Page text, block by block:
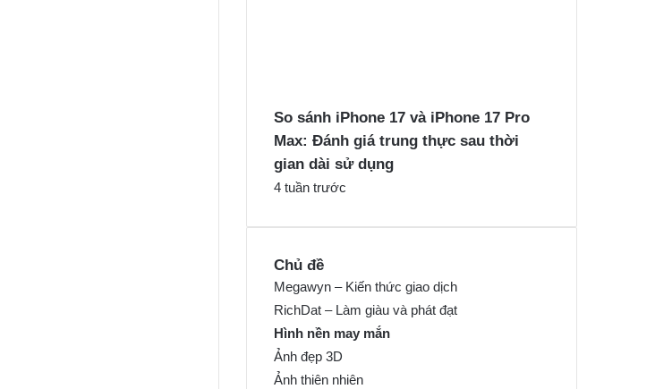
So sánh iPhone 17 và iPhone 17 Pro
Max: Đánh giá trung thực sau thời
gian dài sử dụng
4 tuần trước
Chủ đề
Megawyn – Kiến thức giao dịch
RichDat – Làm giàu và phát đạt
Hình nền may mắn
Ảnh đẹp 3D
Ảnh thiên nhiên